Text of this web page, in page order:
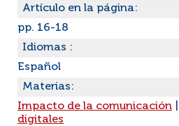
Artículo en la página:
pp. 16-18
Idiomas :
Español
Materias:
Impacto de la comunicación
digitales